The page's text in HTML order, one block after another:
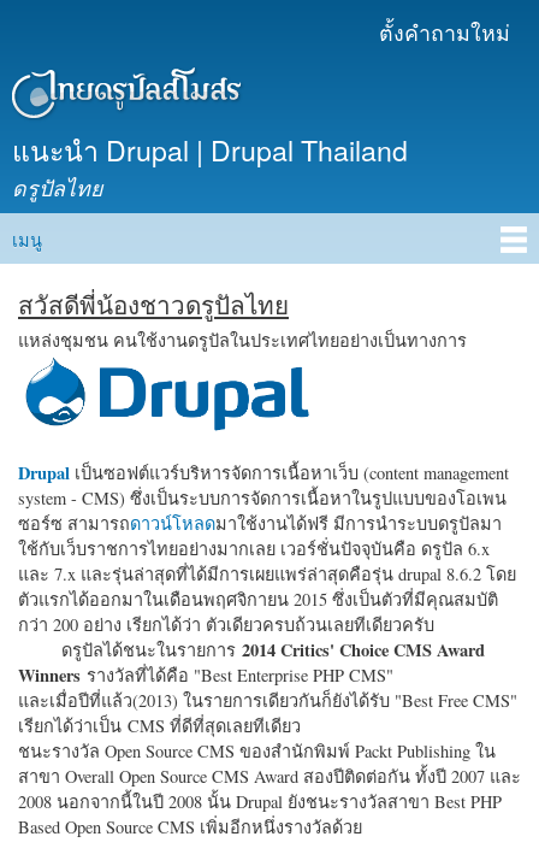
เนื้อหา
ตั้งคำถามใหม่
แนะนำ Drupal | Drupal Thailand
ดรูปัลไทย
Main menu
เมนู
สวัสดีพี่น้องชาวดรูปัลไทย
แหล่งชุมชน คนใช้งานดรูปัลในประเทศไทยอย่างเป็นทางการ
Drupal เป็นซอฟต์แวร์บริหารจัดการเนื้อหาเว็บ (content management
system - CMS) ซึ่งเป็นระบบการจัดการเนื้อหาในรูปแบบของโอเพน
ซอร์ซ สามารถดาวน์โหลดมาใช้งานได้ฟรี มีการนำระบบดรูปัลมา
ใช้กับเว็บราชการไทยอย่างมากเลย เวอร์ชั่นปัจจุบันคือ ดรูปัล 6.x
และ 7.x และรุ่นล่าสุดที่ได้มีการเผยแพร่ล่าสุดคือรุ่น drupal 8.6.2 โดย
ตัวแรกได้ออกมาในเดือนพฤศจิกายน 2015 ซึ่งเป็นตัวที่มีคุณสมบัติ
กว่า 200 อย่าง เรียกได้ว่า ตัวเดียวครบถ้วนเลยทีเดียวครับ
ดรูปัลได้ชนะในรายการ 2014 Critics' Choice CMS Award
Winners รางวัลที่ได้คือ "Best Enterprise PHP CMS"
และเมื่อปีที่แล้ว(2013) ในรายการเดียวกันก็ยังได้รับ "Best Free CMS"
เรียกได้ว่าเป็น CMS ที่ดีที่สุดเลยทีเดียว
ชนะรางวัล Open Source CMS ของสำนักพิมพ์ Packt Publishing ใน
สาขา Overall Open Source CMS Award สองปีติดต่อกัน ทั้งปี 2007 และ
2008 นอกจากนี้ในปี 2008 นั้น Drupal ยังชนะรางวัลสาขา Best PHP
Based Open Source CMS เพิ่มอีกหนึ่งรางวัลด้วย